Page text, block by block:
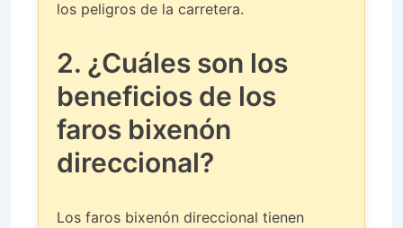
los peligros de la carretera.
2. ¿Cuáles son los
beneficios de los
faros bixenón
direccional?
Los faros bixenón direccional tienen